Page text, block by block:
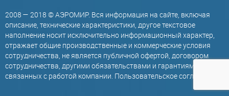
2008 — 2018 © АЭРОМИР. Вся информация на сайте, включая
описание, технические характеристики, другое текстовое
наполнение носит исключительно информационный характер,
отражает общие производственные и коммерческие условия
сотрудничества, не является публичной офертой, договором
сотрудничества, другими обязательствами и гарантиями,
связанных с работой компании. Пользовательское соглашение